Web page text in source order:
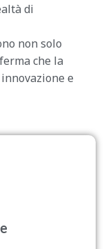
di
non solo
che la
e